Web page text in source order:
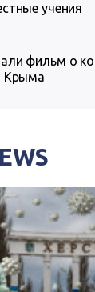
учения
фильм о
Крыма